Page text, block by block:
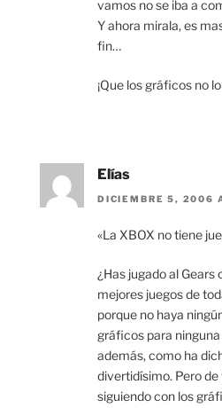
vamos no se iba a
Y ahora mirala, es
fin…
¡Que los gráficos no
Elías
DICIEMBRE 5, 2006
«La XBOX no tiene
¿Has jugado al Gears
mejores juegos de
porque no haya
gráficos para
además, como ha
divertidísimo. Pero
siguiendo con los